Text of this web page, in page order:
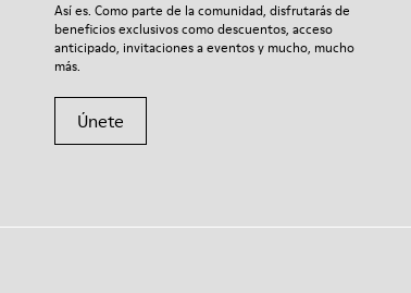
Así es. Como parte de la comunidad, disfrutarás de
beneficios exclusivos como descuentos, acceso
anticipado, invitaciones a eventos y mucho, mucho
más.
Únete